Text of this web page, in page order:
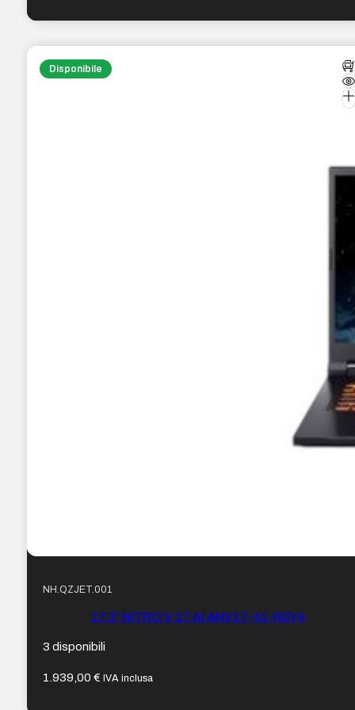
Disponibile
NH.QZJET.001
17.3″ NITRO V 17 AI ANV17-41-R0Y4
3 disponibili
1.939,00€ IVA inclusa